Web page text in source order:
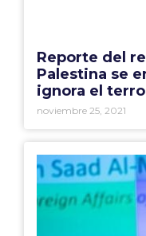
Reporte del
Palestina se
ignora el
noviembre 25, 2021